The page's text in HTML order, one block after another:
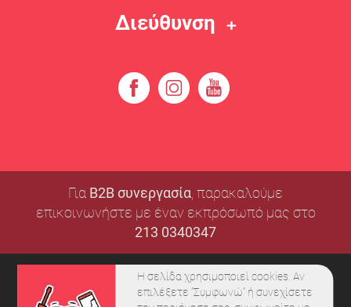
Διεύθυνση
Η σελίδα χρησιμοποιεί cookies. Αν
επιλέξετε ‘’Συμφωνώ’’ ή συνεχίσετε
Για B2B συνεργασία , παρακαλούμε
επικοινωνήστε με έναν εκπρόσωπό μας στο
213 0340347